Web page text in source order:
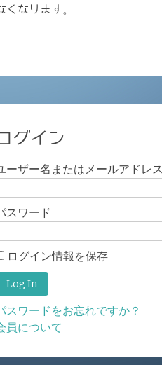
くなります。
グイン
ーザー名またはメールアドレス
スワード
ログイン情報を保存
スワードをお忘れですか？
員について